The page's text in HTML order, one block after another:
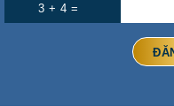
3 + 4 =